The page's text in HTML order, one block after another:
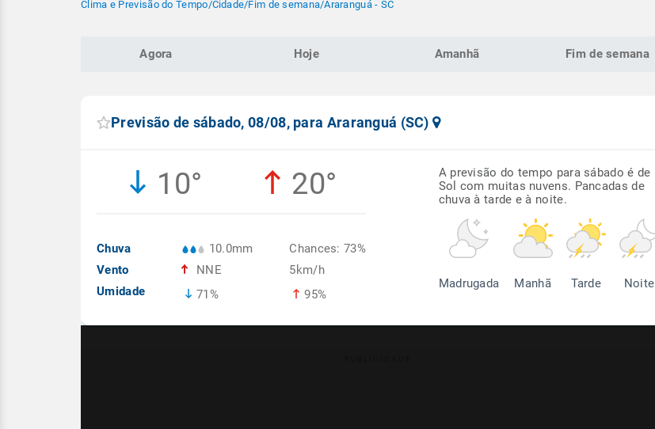
Clima e Previsão do Tempo/Cidade/Fim de semana/Araranguá - SC
Agora Hoje Amanhã Fim de semana
Previsão de sábado, 08/08, para Araranguá (SC)
10° 20°
Chuva
Vento
Umidade
10.0mm
NNE
71%
Chances: 73%
5km/h
95%
A previsão do tempo para sábado é de
Sol com muitas nuvens. Pancadas de
chuva à tarde e à noite.
Madrugada Manhã Tarde Noite